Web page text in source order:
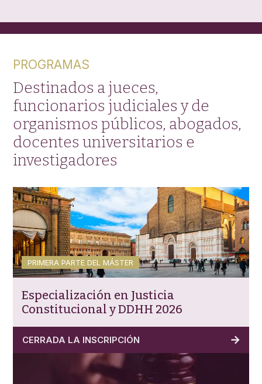
PROGRAMAS
Destinados a jueces,
funcionarios judiciales y de
organismos públicos, abogados,
docentes universitarios e
investigadores
PRIMERA PARTE DEL MÁSTER
Especialización en Justicia
Constitucional y DDHH 2026
CERRADA LA INSCRIPCIÓN